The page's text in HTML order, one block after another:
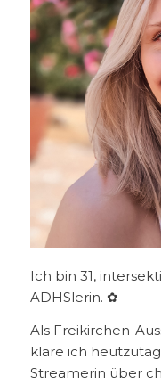
Ich bin 31,
ADHSlerin. ✿
Als Freikirchen-
kläre ich
Streamerin über